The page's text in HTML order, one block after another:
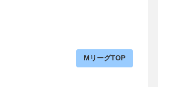
MリーグTOP